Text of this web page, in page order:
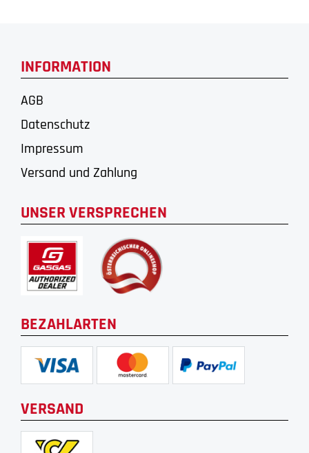
INFORMATION
AGB
Datenschutz
Impressum
Versand und Zahlung
UNSER VERSPRECHEN
BEZAHLARTEN
VERSAND